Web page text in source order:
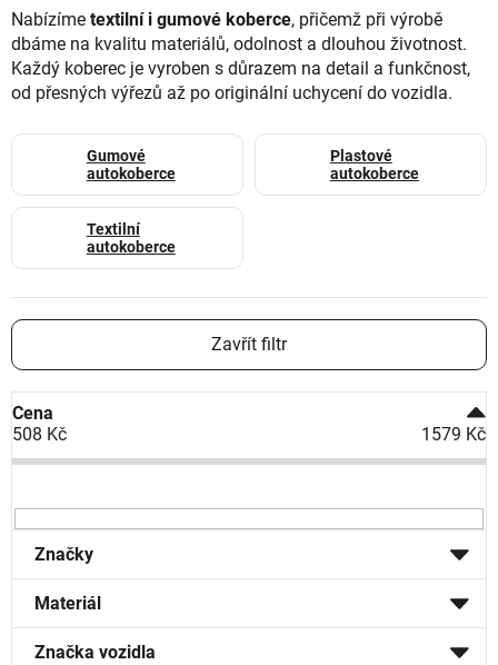
Nabízíme textilní i gumové koberce, přičemž při výrobě
dbáme na kvalitu materiálů, odolnost a dlouhou životnost.
Každý koberec je vyroben s důrazem na detail a funkčnost,
od přesných výřezů až po originální uchycení do vozidla.
Gumové
autokoberce
Plastové
autokoberce
Textilní
autokoberce
Zavřít filtr
Cena
508 Kč 1579 Kč
Značky
Materiál
Značka vozidla